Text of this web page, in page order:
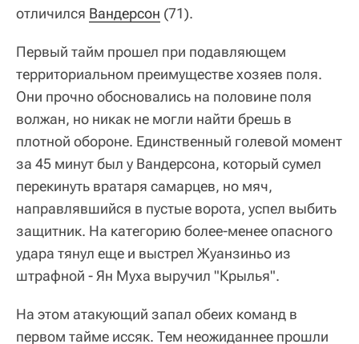
отличился Вандерсон (71).
Первый тайм прошел при подавляющем
территориальном преимуществе хозяев поля.
Они прочно обосновались на половине поля
волжан, но никак не могли найти брешь в
плотной обороне. Единственный голевой момент
за 45 минут был у Вандерсона, который сумел
перекинуть вратаря самарцев, но мяч,
направлявшийся в пустые ворота, успел выбить
защитник. На категорию более-менее опасного
удара тянул еще и выстрел Жуанзиньо из
штрафной - Ян Муха выручил "Крылья".
На этом атакующий запал обеих команд в
первом тайме иссяк. Тем неожиданнее прошли